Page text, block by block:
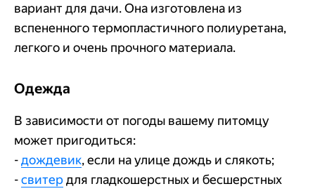
вариант для дачи. Она изготовлена из
вспененного термопластичного полиуретана,
легкого и очень прочного материала.
Одежда
В зависимости от погоды вашему питомцу
может пригодиться:
-дождевик, если на улице дождь и слякоть;
-свитердля гладкошерстных и бесшерстных